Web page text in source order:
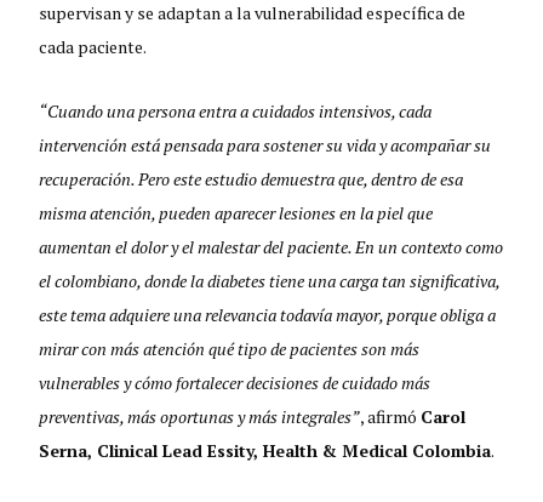
supervisan y se adaptan a la vulnerabilidad específica de
cada paciente.
“Cuando una persona entra a cuidados intensivos, cada
intervención está pensada para sostener su vida y acompañar su
recuperación. Pero este estudio demuestra que, dentro de esa
misma atención, pueden aparecer lesiones en la piel que
aumentan el dolor y el malestar del paciente. En un contexto como
el colombiano, donde la diabetes tiene una carga tan significativa,
este tema adquiere una relevancia todavía mayor, porque obliga a
mirar con más atención qué tipo de pacientes son más
vulnerables y cómo fortalecer decisiones de cuidado más
preventivas, más oportunas y más integrales”, afirmó Carol
Serna, Clinical Lead Essity, Health & Medical Colombia.